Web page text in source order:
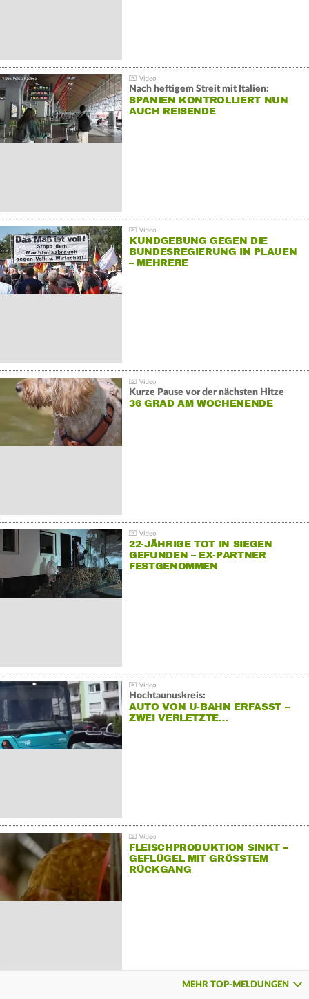
Nach heftigem Streit mit Italien:
SPANIEN KONTROLLIERT NUN
AUCH REISENDE
KUNDGEBUNG GEGEN DIE
BUNDESREGIERUNG IN PLAUEN
– MEHRERE
Kurze Pause vor der nächsten Hitze
36 GRAD AM WOCHENENDE
22-JÄHRIGE TOT IN SIEGEN
GEFUNDEN – EX-PARTNER
FESTGENOMMEN
Hochtaunuskreis:
AUTO VON U-BAHN ERFASST –
ZWEI VERLETZTE…
FLEISCHPRODUKTION SINKT –
GEFLÜGEL MIT GRÖSSTEM R
ÜCKGANG
MEHR TOP-MELDUNGEN